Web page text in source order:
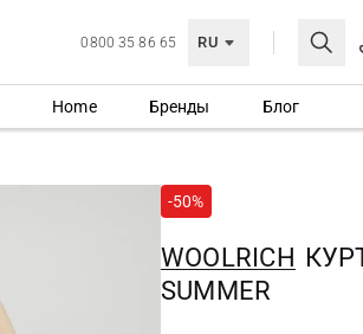
0800 35 86 65 RU
СОЗДАТЬ
Home Бренды Блог
-50%
WOOLRICH
SUMMER